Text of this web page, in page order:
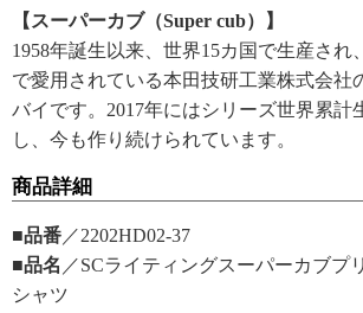
【スーパーカブ（Super cub）】
1958年誕生以来、世界15カ国で生産され
で愛用されている本田技研工業株式会社
バイです。2017年にはシリーズ世界累計
し、今も作り続けられています。
商品詳細
■品番 ／2202HD02-37
■品名 ／SCライティングスーパーカブプ
シャツ